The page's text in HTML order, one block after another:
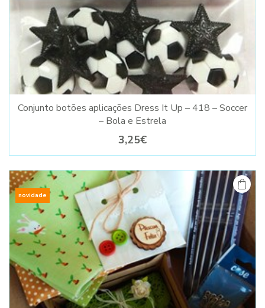
Conjunto botões aplicações Dress It Up – 418 – Soccer
– Bola e Estrela
3,25€
novidade